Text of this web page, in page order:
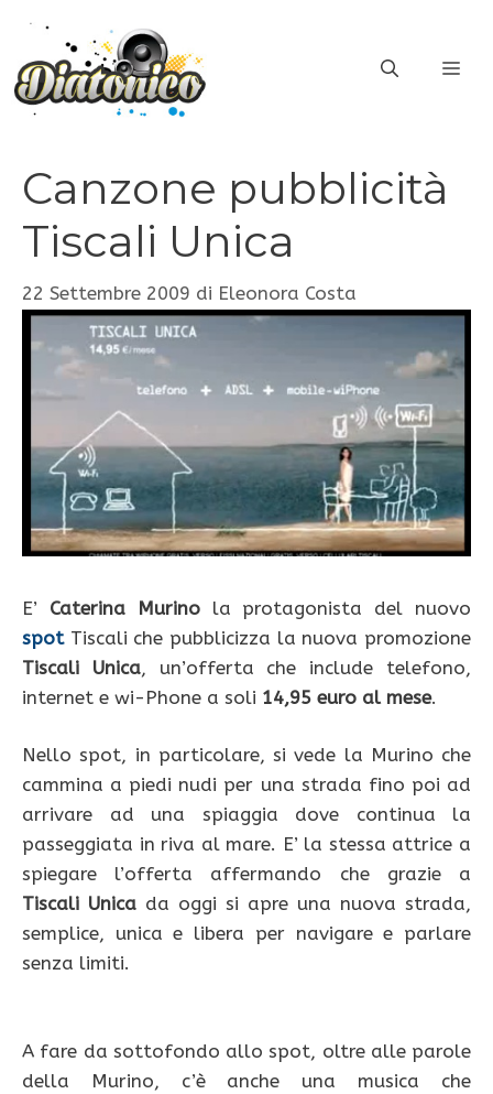
contenuto
Canzone pubblicità
Tiscali Unica
22 Settembre 2009 di Eleonora Costa
E’ Caterina Murinola protagonista del nuovo
spotTiscali che pubblicizza la nuova promozione
Tiscali Unica, un’offerta che include telefono,
internet e wi-Phone a soli 14,95 euro al mese.
Nello spot, in particolare, si vede la Murino che
cammina a piedi nudi per una strada fino poi ad
arrivare ad una spiaggia dove continua la
passeggiata in riva al mare. E’ la stessa attrice a
spiegare l’offerta affermando che grazie a
Tiscali Unica da oggi si apre una nuova strada,
semplice, unica e libera per navigare e parlare
senza limiti.
A fare da sottofondo allo spot, oltre alle parole
della Murino, c’è anche una musica che